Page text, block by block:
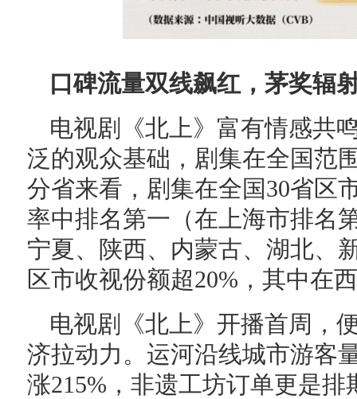
口碑流量双线飙红，茅奖辐
电视剧《北上》富有情感共
泛的观众基础，剧集在全国范
分省来看，剧集在全国30省区
率中排名第一（在上海市排名
宁夏、陕西、内蒙古、湖北、
区市收视份额超20%，其中在
电视剧《北上》开播首周，
济拉动力。运河沿线城市游客
涨215%，非遗工坊订单更是